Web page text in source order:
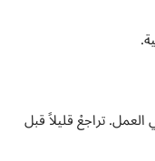
العمل. تراجعْ قليلاً قبل